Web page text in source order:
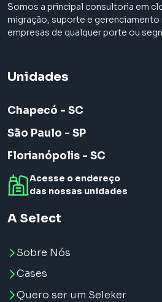
Somos a principal consultoria em
migração, suporte e gerenciamento
empresas de qualquer porte ou
Unidades
Chapecó - SC
São Paulo - SP
Florianópolis - SC
Acesse o endereço
das nossas unidades
A Select
Sobre Nós
Cases
Quero ser um Seleker